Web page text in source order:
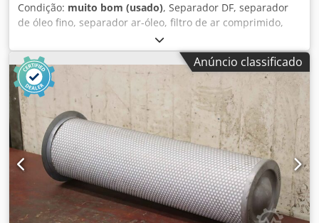
Condição: muito bom (usado), Separador DF, separador
de óleo fino, separador ar-óleo, filtro de ar comprimido,
cartucho de filtro, filtro fino, filtro, pré-filtro, filtro de ar de
admissão, carcaça do filtro de ar, carcaça do filtro de ar,
filtro de ar do gerador -Fabricante: Ecoair, Filtro Separador
de Óleo de Ar Tipo N 2785000 / 49 302 52 171 -
Interior/exterior: Ø 110/170 mm -Círculo do parafuso: Ø
210 mm -Quantidade: 1x filtro de ar disponível
Dwjdpfjwbzzxjx Af Esa -Dimensões: Ø 245 x 420 mm -Peso:
3,4 kg.
Anúncio classificado